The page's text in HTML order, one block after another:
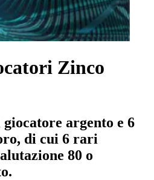
Zinco
argento e 6
di cui 6 rari
80 o